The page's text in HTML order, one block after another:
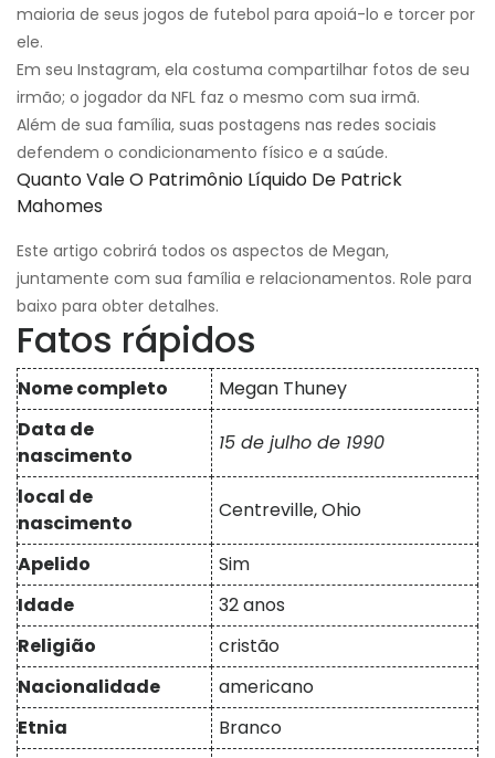
maioria de seus jogos de futebol para apoiá-lo e torcer por
ele.
Em seu Instagram, ela costuma compartilhar fotos de seu
irmão; o jogador da NFL faz o mesmo com sua irmã.
Além de sua família, suas postagens nas redes sociais
defendem o condicionamento físico e a saúde.
Quanto Vale O Patrimônio Líquido De Patrick
Mahomes
Este artigo cobrirá todos os aspectos de Megan,
juntamente com sua família e relacionamentos. Role para
baixo para obter detalhes.
Fatos rápidos
Nome completo
Megan Thuney
Data de
nascimento
15 de julho de 1990
local de
nascimento
Centreville, Ohio
Apelido
Sim
Idade
32 anos
Religião
cristão
Nacionalidade
americano
Etnia
Branco